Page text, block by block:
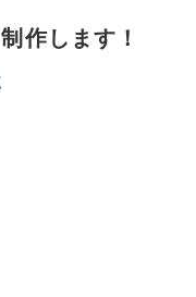
作します！